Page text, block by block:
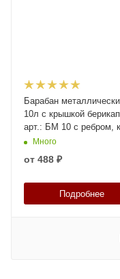
Барабан
10л с крышкой
арт.: БМ 10 с ребром,
23789
Много
от 488 ₽
Подробнее